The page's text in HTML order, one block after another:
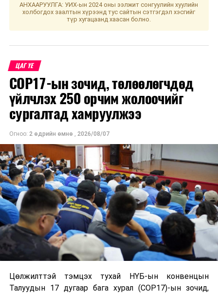
УНШСАН: 2595
ДАРААХ МЭДЭЭ
Нэр дэвшигч У.Хүрэлсүх Төв аймгийн иргэд
сонгогчидтой уулзлаа
ӨМНӨХ МЭДЭЭ
Улаанбаатарт өдөртөө 11 хэм дулаан
АНХААРУУЛГА: УИХ-ын 2024 оны ээлжит сонгуулийн хуулийн
холбогдох заалтын хүрээнд тус сайтын сэтгэгдэл хэсгийг
түр хугацаанд хаасан болно.
ЦАГ ҮЕ
COP17-ын зочид, төлөөлөгчдөд
үйлчлэх 250 орчим жолоочийг
сургалтад хамруулжээ
Огноо: 2 өдрийн өмнө , 2026/08/07
Цөлжилттэй тэмцэх тухай НҮБ-ын конвенцын
Талуудын 17 дугаар бага хурал (COP17)-ын зочид,